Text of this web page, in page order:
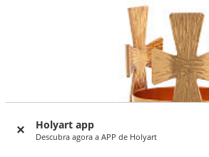
Holyart app
Descubra agora a APP de Holyart